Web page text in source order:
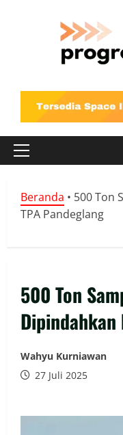
Primary
Beranda • 500 Ton
TPA Pandeglang
500 Ton
Dipindahkan
Wahyu Kurniawan
27 Juli 2025